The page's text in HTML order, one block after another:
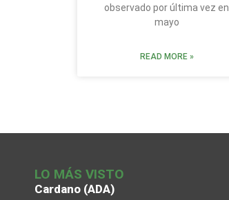
observado por última vez en
mayo
READ MORE »
LO MÁS VISTO
Cardano (ADA)